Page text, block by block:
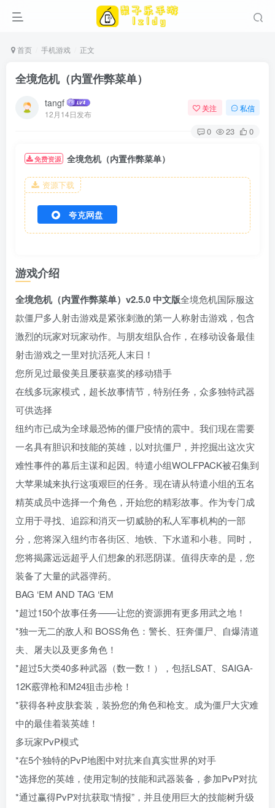
首页 手机游戏 正文
全境危机（内置作弊菜单）
tangf
12月14日发布
关注 私信
0 23 0
免费资源 全境危机（内置作弊菜单）
资源下载
夸克网盘
游戏介绍
全境危机（内置作弊菜单）v2.5.0 中文版全境危机国际服这
款僵尸多人射击游戏是紧张刺激的第一人称射击游戏，包含
激烈的玩家对玩家动作。与朋友组队合作，在移动设备最佳
射击游戏之一里对抗活死人末日！
您所见过最俊美且屡获嘉奖的移动猎手
在线多玩家模式，超长故事情节，特别任务，众多独特武器
可供选择
纽约市已成为全球最恐怖的僵尸疫情的震中。我们现在需要
一名具有胆识和技能的英雄，以对抗僵尸，并挖掘出这次灾
难性事件的幕后主谋和起因。特遣小组WOLFPACK被召集到
大苹果城来执行这项艰巨的任务。现在请从特遣小组的五名
精英成员中选择一个角色，开始您的精彩故事。作为专门成
立用于寻找、追踪和消灭一切威胁的私人军事机构的一部
分，您将深入纽约市各街区、地铁、下水道和小巷。同时，
您将揭露远远超乎人们想象的邪恶阴谋。值得庆幸的是，您
装备了大量的武器弹药。
BAG ‘EM AND TAG ‘EM
*超过150个故事任务——让您的资源拥有更多用武之地！
*独一无二的敌人和 BOSS角色：警长、狂奔僵尸、自爆清道
夫、屠夫以及更多角色！
*超过5大类40多种武器（数一数！），包括LSAT、SAIGA-
12K霰弹枪和M24狙击步枪！
*获得各种皮肤套装，装扮您的角色和枪支。成为僵尸大灾难
中的最佳着装英雄！
多玩家PvP模式
*在5个独特的PvP地图中对抗来自真实世界的对手
*选择您的英雄，使用定制的技能和武器装备，参加PvP对抗
*通过赢得PvP对抗获取“情报”，并且使用巨大的技能树升级